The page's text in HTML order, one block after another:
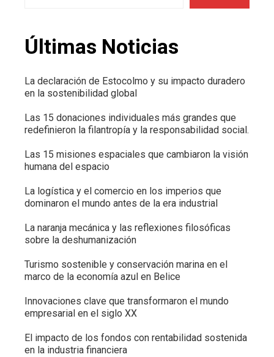
Últimas Noticias
La declaración de Estocolmo y su impacto duradero
en la sostenibilidad global
Las 15 donaciones individuales más grandes que
redefinieron la filantropía y la responsabilidad social.
Las 15 misiones espaciales que cambiaron la visión
humana del espacio
La logística y el comercio en los imperios que
dominaron el mundo antes de la era industrial
La naranja mecánica y las reflexiones filosóficas
sobre la deshumanización
Turismo sostenible y conservación marina en el
marco de la economía azul en Belice
Innovaciones clave que transformaron el mundo
empresarial en el siglo XX
El impacto de los fondos con rentabilidad sostenida
en la industria financiera